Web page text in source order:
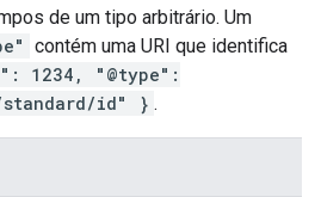
de um tipo arbitrário. Um
contém uma URI que identifica
1234, "@type":
standard/id" } .